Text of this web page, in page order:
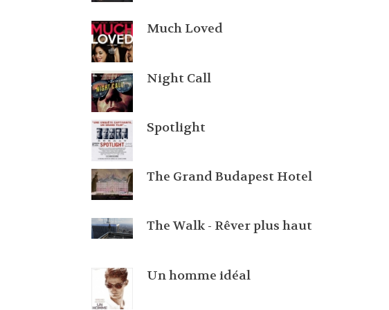
Much Loved
Night Call
Spotlight
The Grand Budapest Hotel
The Walk - Rêver plus haut
Un homme idéal